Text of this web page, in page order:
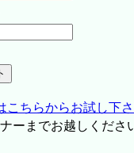
こちらからお試し下
ーまでお越しくださ